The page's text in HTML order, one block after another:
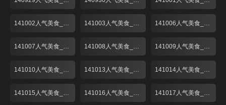
141002人气美食_001 141003人气美食_001 141006人气美食_001
141007人气美食_001 141008人气美食_001 141009人气美食_001
141010人气美食_001 141013人气美食_001 141014人气美食_001
141015人气美食_001 141016人气美食_001 141017人气美食_001